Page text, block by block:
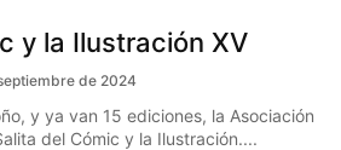
y la Ilustración XV
de 2024
y ya van 15 ediciones, la Asociación
del Cómic y la Ilustración....